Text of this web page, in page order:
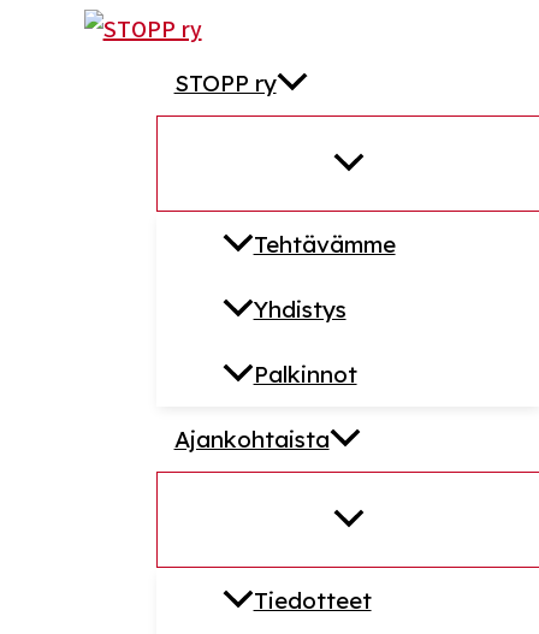
STOPP ry
Tehtävämme
Yhdistys
Palkinnot
Ajankohtaista
Tiedotteet